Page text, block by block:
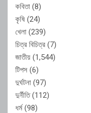
কবিতা (8)
কৃষি (24)
খেলা (239)
চিত্র বিচিত্র (7)
জাতীয় (1,544)
টিপস (6)
দুর্ঘটনা (97)
দুর্নীতি(112)
ধর্ম(98)